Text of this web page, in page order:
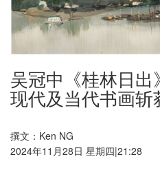
吴冠中《桂林日
现代及当代书画斩
撰文：Ken NG
2024年11月28日 星期四|21:28